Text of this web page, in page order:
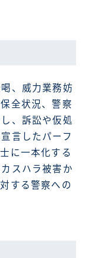
、威力業務妨
全状況、警察
、訴訟や仮処
言したパーフ
に一本化する
スハラ被害か
する警察への